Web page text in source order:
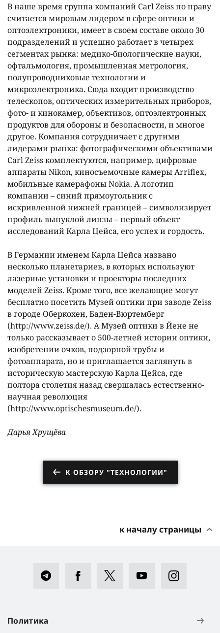
В наше время группа компаний Carl Zeiss по праву
считается мировым лидером в сфере оптики и
оптоэлектроники, имеет в своем составе около 30
подразделений и успешно работает в четырех
сегментах рынка: медико-биологические науки,
офтальмология, промышленная метрология,
полупроводниковые технологии и
микроэлектроника. Сюда входит производство
телескопов, оптических измерительных приборов,
фото- и кинокамер, объективов, оптоэлектронных
продуктов для обороны и безопасности, и многое
другое. Компания сотрудничает с другими
лидерами рынка: фотографическими объективами
Carl Zeiss комплектуются, например, цифровые
аппараты Nikon, киносъемочные камеры Arriflex,
мобильные камерафоны Nokia. А логотип
компании – синий прямоугольник с
искривленной нижней границей – символизирует
профиль выпуклой линзы – первый объект
исследований Карла Цейса, его успех и гордость.
В Германии именем Карла Цейса названо
несколько планетариев, в которых используют
лазерные установки и проекторы последних
моделей Zeiss. Кроме того, все желающие могут
бесплатно посетить Музей оптики при заводе Zeiss
в городе Оберкохен, Баден-Вюртемберг
(http://www.zeiss.de/). А Музей оптики в Йене не
только рассказывает о 500-летней истории оптики,
изобретении очков, подзорной трубы и
фотоаппарата, но и приглашается заглянуть в
историческую мастерскую Карла Цейса, где
полтора столетия назад свершалась естественно-
научная революция
(http://www.optischesmuseum.de/).
Дарья Хрущёва
К ОБЗОРУ "ТЕХНОЛОГИИ"
к началу страницы
Политика